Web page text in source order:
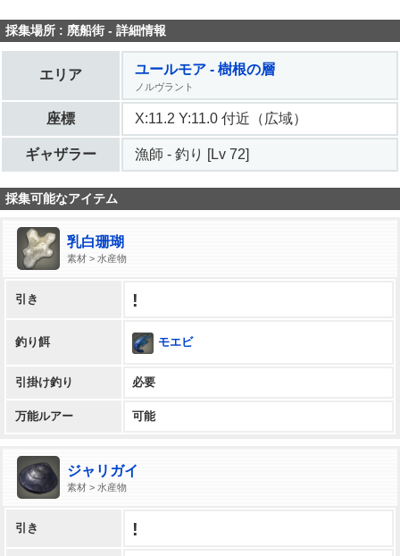
採集場所 : 廃船街 - 詳細情報
エリア ユールモア - 樹根の層
ノルヴラント
座標 X:11.2 Y:11.0 付近（広域）
ギャザラー 漁師 - 釣り [Lv 72]
採集可能なアイテム
乳白珊瑚
素材 > 水産物
引き !
釣り餌 モエビ
引掛け釣り 必要
万能ルアー 可能
ジャリガイ
素材 > 水産物
引き !